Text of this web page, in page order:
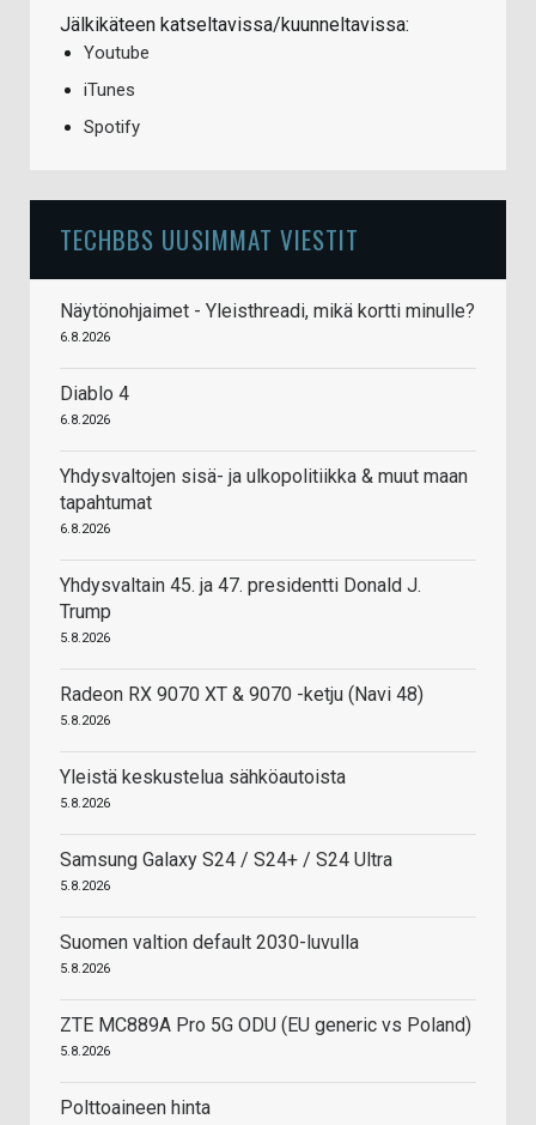
Jälkikäteen katseltavissa/kuunneltavissa:
Youtube
iTunes
Spotify
TECHBBS UUSIMMAT VIESTIT
Näytönohjaimet - Yleisthreadi, mikä kortti minulle?
6.8.2026
Diablo 4
6.8.2026
Yhdysvaltojen sisä- ja ulkopolitiikka & muut maan
tapahtumat
6.8.2026
Yhdysvaltain 45. ja 47. presidentti Donald J.
Trump
5.8.2026
Radeon RX 9070 XT & 9070 -ketju (Navi 48)
5.8.2026
Yleistä keskustelua sähköautoista
5.8.2026
Samsung Galaxy S24 / S24+ / S24 Ultra
5.8.2026
Suomen valtion default 2030-luvulla
5.8.2026
ZTE MC889A Pro 5G ODU (EU generic vs Poland)
5.8.2026
Polttoaineen hinta